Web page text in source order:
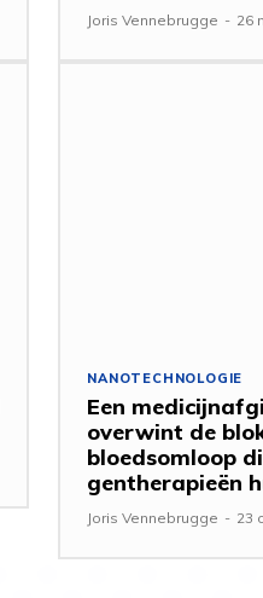
Joris Vennebrugge - 26
NANOTECHNOLOGIE
Een
overwint de
bloedsomloop
gentherapieën
Joris Vennebrugge - 23